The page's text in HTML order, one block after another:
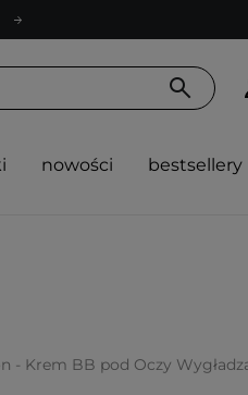
nowości bestsellery
- Krem BB pod Oczy